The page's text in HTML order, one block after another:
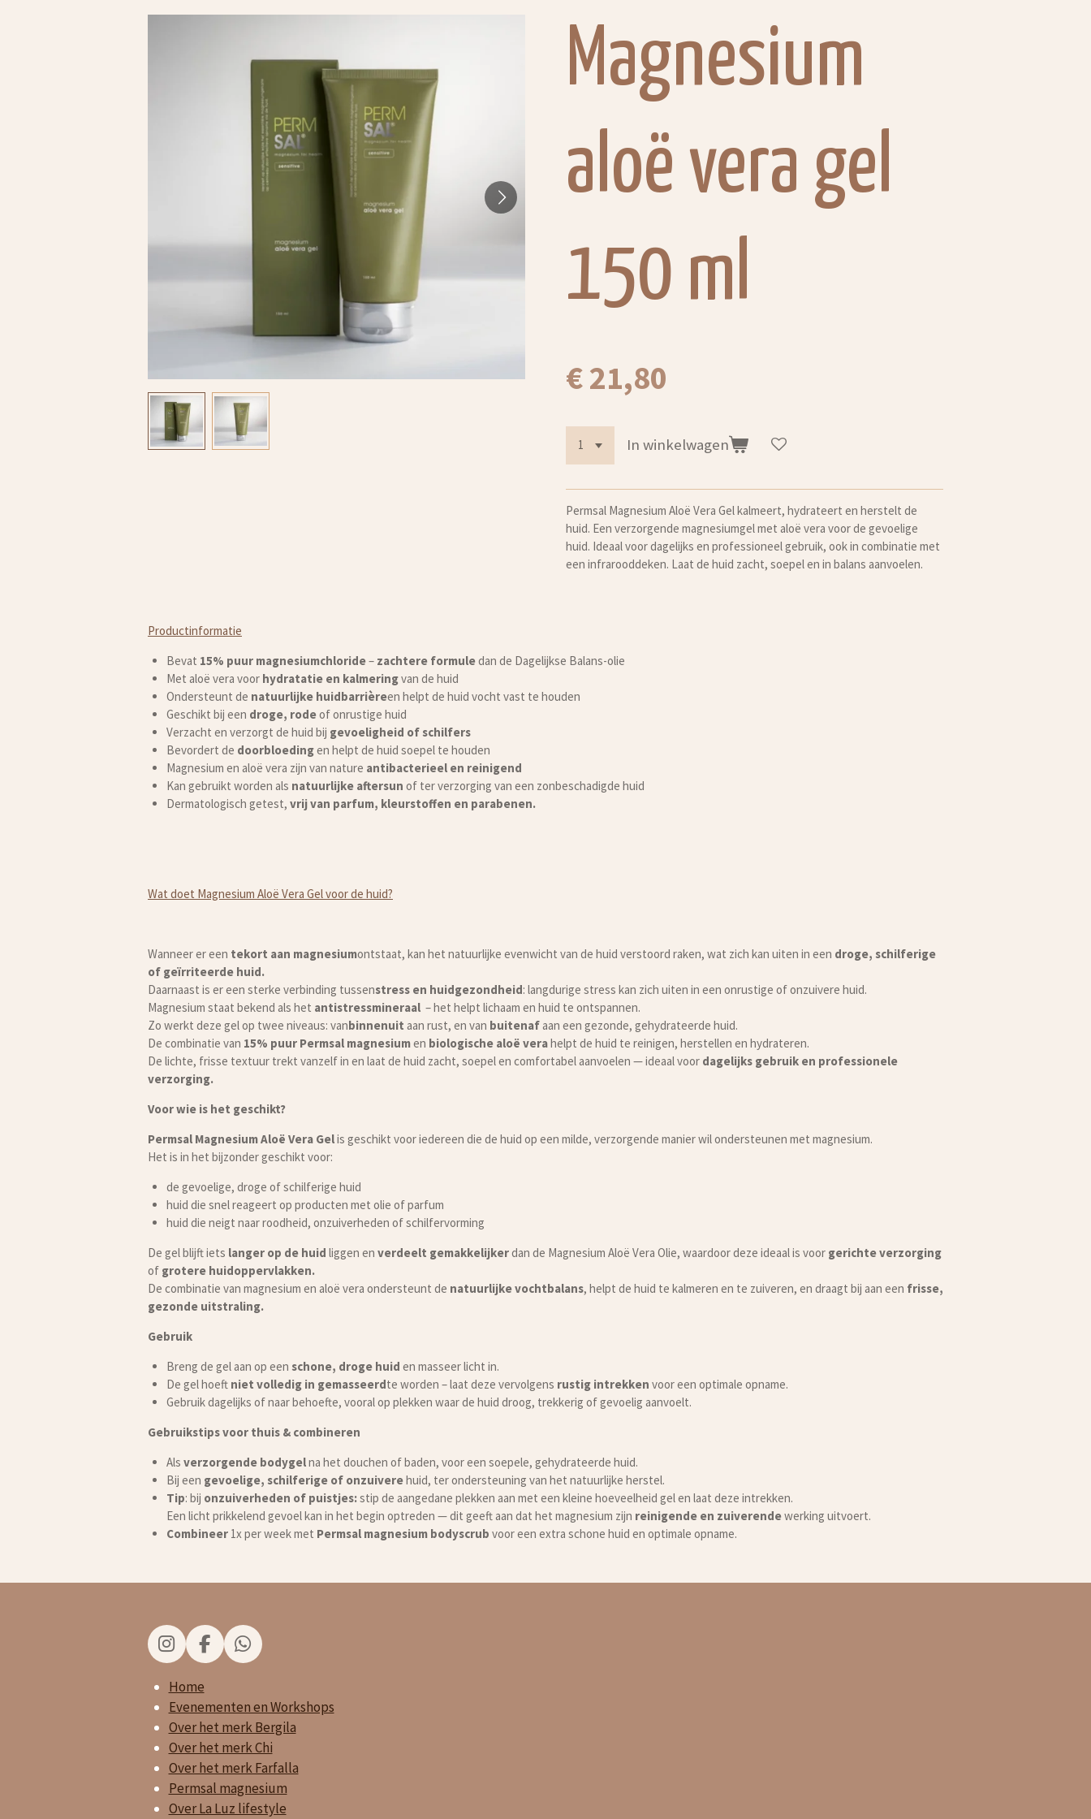
Magnesium
aloë vera gel
150 ml
€ 21,80
In winkelwagen
Permsal Magnesium Aloë Vera Gel kalmeert, hydrateert en herstelt de
huid. Een verzorgende magnesiumgel met aloë vera voor de gevoelige
huid. Ideaal voor dagelijks en professioneel gebruik, ook in combinatie met
een infrarooddeken. Laat de huid zacht, soepel en in balans aanvoelen.
Productinformatie
Bevat 15% puur magnesiumchloride– zachtere formuledan de Dagelijkse Balans-olie
Met aloë vera voorhydratatie en kalmeringvan de huid
Ondersteunt de natuurlijke huidbarrièreen helpt de huid vocht vast te houden
Geschikt bij een droge, rodeof onrustige huid
Verzacht en verzorgt de huid bij gevoeligheid of schilfers
Bevordert de doorbloedingen helpt de huid soepel te houden
Magnesium en aloë vera zijn van nature antibacterieel en reinigend
Kan gebruikt worden als natuurlijke aftersun of ter verzorging van een zonbeschadigde huid
Dermatologisch getest, vrij van parfum, kleurstoffen en parabenen.
Wat doet Magnesium Aloë Vera Gel voor de huid?
Wanneer er een tekort aan magnesiumontstaat, kan het natuurlijke evenwicht van de huid verstoord raken, wat zich kan uiten in een droge, schilferige
of geïrriteerde huid.
Daarnaast is er een sterke verbinding tussenstress en huidgezondheid: langdurige stress kan zich uiten in een onrustige of onzuivere huid.
Magnesium staat bekend als het antistressmineraal – het helpt lichaam en huid te ontspannen.
Zo werkt deze gel op twee niveaus: vanbinnenuit aan rust, en van buitenaf aan een gezonde, gehydrateerde huid.
De combinatie van 15% puur Permsal magnesiumen biologische aloë verahelpt de huid te reinigen, herstellen en hydrateren.
De lichte, frisse textuur trekt vanzelf in en laat de huid zacht, soepel en comfortabel aanvoelen — ideaal voor dagelijks gebruik en professionele
verzorging.
Voor wie is het geschikt?
Permsal Magnesium Aloë Vera Gelis geschikt voor iedereen die de huid op een milde, verzorgende manier wil ondersteunen met magnesium.
Het is in het bijzonder geschikt voor:
de gevoelige, droge of schilferige huid
huid die snel reageert op producten met olie of parfum
huid die neigt naar roodheid, onzuiverheden of schilfervorming
De gel blijft iets langer op de huid liggen en verdeelt gemakkelijkerdan de Magnesium Aloë Vera Olie, waardoor deze ideaal is voor gerichte verzorging
of grotere huidoppervlakken.
De combinatie van magnesium en aloë vera ondersteunt de natuurlijke vochtbalans, helpt de huid te kalmeren en te zuiveren, en draagt bij aan een frisse,
gezonde uitstraling.
Gebruik
Breng de gel aan op een schone, droge huid en masseer licht in.
De gel hoeft niet volledig in gemasseerdte worden – laat deze vervolgens rustig intrekken voor een optimale opname.
Gebruik dagelijks of naar behoefte, vooral op plekken waar de huid droog, trekkerig of gevoelig aanvoelt.
Gebruikstips voor thuis & combineren
Als verzorgende bodygelna het douchen of baden, voor een soepele, gehydrateerde huid.
Bij een gevoelige, schilferige of onzuiverehuid, ter ondersteuning van het natuurlijke herstel.
Tip: bij onzuiverheden of puistjes:stip de aangedane plekken aan met een kleine hoeveelheid gel en laat deze intrekken.
Een licht prikkelend gevoel kan in het begin optreden — dit geeft aan dat het magnesium zijn reinigende en zuiverendewerking uitvoert.
Combineer1x per week met Permsal magnesium bodyscrub voor een extra schone huid en optimale opname.
I
n
s
t
a
g
r
a
m
F
a
c
e
b
o
o
k
W
h
t
s
A
p
p
Home
Evenementen en Workshops
Over het merk Bergila
Over het merk Chi
Over het merk Farfalla
Permsal magnesium
Over La Luz lifestyle